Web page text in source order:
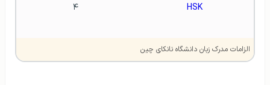
HSK ۴
الزامات مدرک زبان دانشگاه نانکای چین